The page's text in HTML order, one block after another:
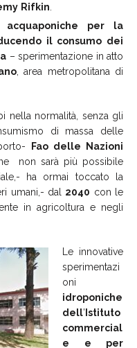
Rifkin
acquaponiche per
la
il consumo dei
– sperimentazione in atto
, area metropolitana di
nella normalità, senza gli
di massa delle
Fao delle
Nazioni
non sarà più possibile
ha ormai toccato la
umani,- dal 2040 con le
in agricoltura e negli
Le innovative
sperimentazi
oni
idroponiche
dell’ Istituto
commercial
e
e
per